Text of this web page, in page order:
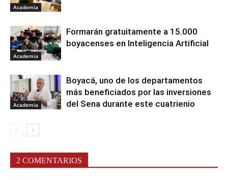
Academia
Academia
Formarán gratuitamente a 15.000
boyacenses en Inteligencia Artificial
Academia
Boyacá, uno de los departamentos
más beneficiados por las inversiones
del Sena durante este cuatrienio
2 COMENTARIOS